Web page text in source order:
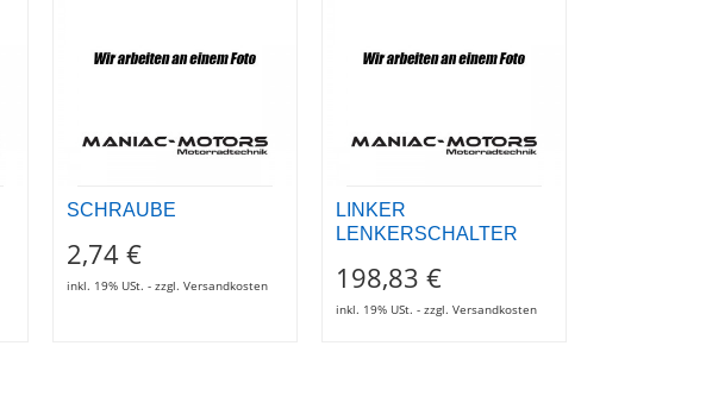
SCHRAUBE
2,74 €
inkl. 19% USt. - zzgl. Versandkosten
LINKER
LENKERSCHALTER
198,83 €
inkl. 19% USt. - zzgl. Versandkosten